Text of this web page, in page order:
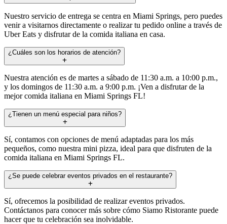
Nuestro servicio de entrega se centra en Miami Springs, pero puedes
venir a visitarnos directamente o realizar tu pedido online a través de
Uber Eats y disfrutar de la comida italiana en casa.
¿Cuáles son los horarios de atención?
Nuestra atención es de martes a sábado de 11:30 a.m. a 10:00 p.m.,
y los domingos de 11:30 a.m. a 9:00 p.m. ¡Ven a disfrutar de la
mejor comida italiana en Miami Springs FL!
¿Tienen un menú especial para niños?
Sí, contamos con opciones de menú adaptadas para los más
pequeños, como nuestra mini pizza, ideal para que disfruten de la
comida italiana en Miami Springs FL.
¿Se puede celebrar eventos privados en el restaurante?
Sí, ofrecemos la posibilidad de realizar eventos privados.
Contáctanos para conocer más sobre cómo Siamo Ristorante puede
hacer que tu celebración sea inolvidable.